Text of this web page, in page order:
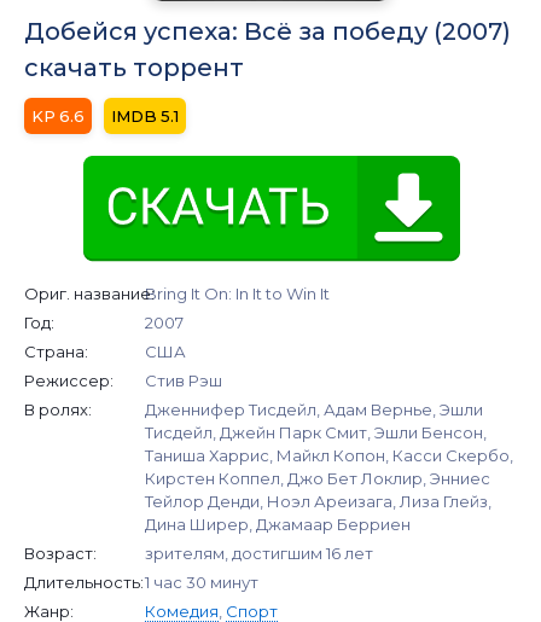
Добейся успеха: Всё за победу (2007)
скачать торрент
6.6 5.1
Ориг. название:Bring It On: In It to Win It
Год:
2007
Страна:
США
Режиссер:
Стив Рэш
В ролях:
Дженнифер Тисдейл, Адам Вернье, Эшли
Тисдейл, Джейн Парк Смит, Эшли Бенсон,
Таниша Харрис, Майкл Копон, Касси Скербо,
Кирстен Коппел, Джо Бет Локлир, Энниес
Тейлор Денди, Ноэл Ареизага, Лиза Глейз,
Дина Ширер, Джамаар Берриен
Возраст:
зрителям, достигшим 16 лет
Длительность:1 час 30 минут
Жанр:
Комедия Спорт